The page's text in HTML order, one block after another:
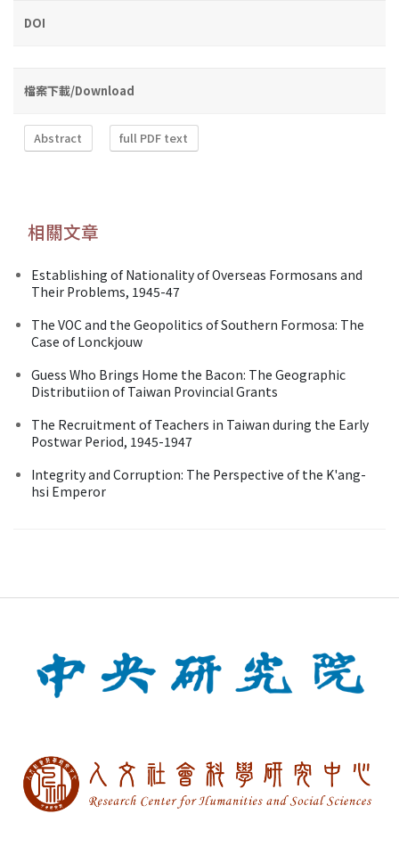
DOI
檔案下載/Download
Abstract full PDF text
相關文章
Establishing of Nationality of Overseas Formosans and
Their Problems, 1945-47
The VOC and the Geopolitics of Southern Formosa: The
Case of Lonckjouw
Guess Who Brings Home the Bacon: The Geographic
Distributiion of Taiwan Provincial Grants
The Recruitment of Teachers in Taiwan during the Early
Postwar Period, 1945-1947
Integrity and Corruption: The Perspective of the K'ang-
hsi Emperor